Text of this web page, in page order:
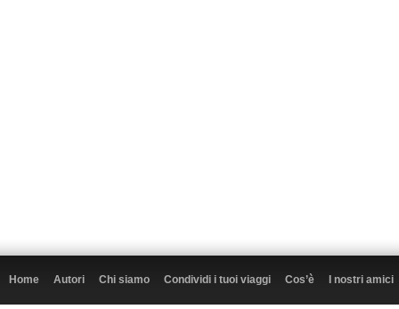
Home Autori Chi siamo Condividi i tuoi viaggi Cos’è I nostri amici